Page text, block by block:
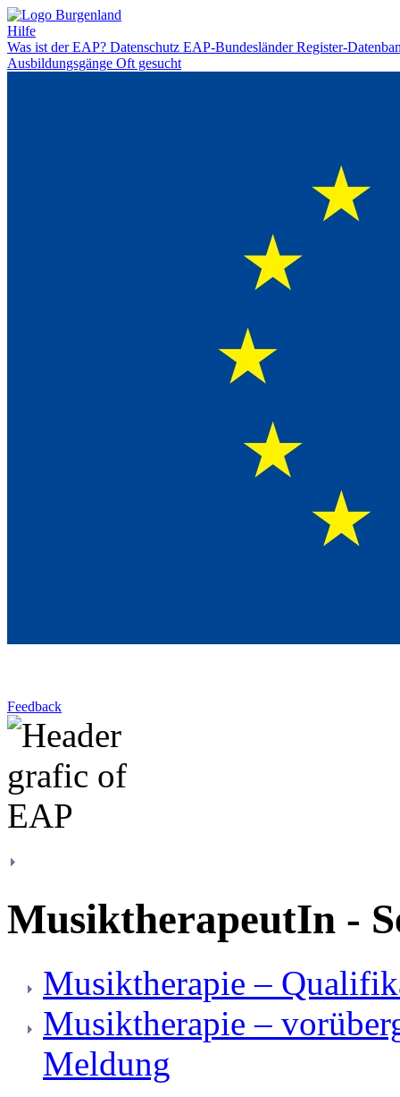
Hilfe
Was ist der EAP? Datenschutz EAP-BundesländerRegister-
Ausbildungsgänge Oft gesucht
Feedback
MusiktherapeutIn -
Musiktherapie –
Musiktherapie –
Meldung